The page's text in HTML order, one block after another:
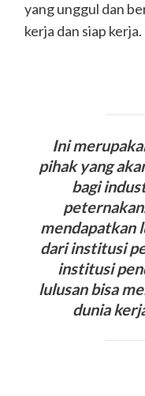
yang unggul dan
kerja dan siap kerja.
Ini
pihak yang
bagi
mendapatkan
dari institusi
institusi
lulusan bisa
dunia